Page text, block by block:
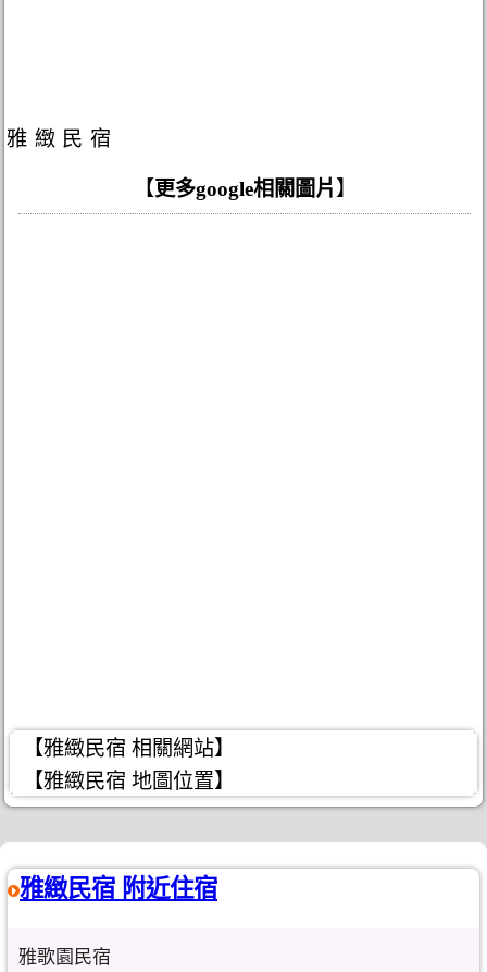
雅緻民宿
【更多google相關圖片 】
【雅緻民宿 相關網站】
【雅緻民宿 地圖位置】
雅緻民宿 附近住宿
雅歌園民宿